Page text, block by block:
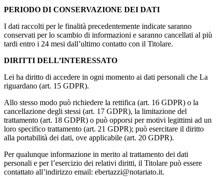
PERIODO DI CONSERVAZIONE DEI DATI
I dati raccolti per le finalità precedentemente indicate saranno
conservati per lo scambio di informazioni e saranno cancellati al più
tardi entro i 24 mesi dall’ultimo contatto con il Titolare.
DIRITTI DELL’INTERESSATO
Lei ha diritto di accedere in ogni momento ai dati personali che La
riguardano (art. 15 GDPR).
Allo stesso modo può richiedere la rettifica (art. 16 GDPR) o la
cancellazione degli stessi (art. 17 GDPR), la limitazione del
trattamento (art. 18 GDPR) o può opporsi per motivi legittimi ad un
loro specifico trattamento (art. 21 GDPR); può esercitare il diritto
alla portabilità dei dati, ove applicabile (art. 20 GDPR).
Per qualunque informazione in merito al trattamento dei dati
personali e per l’esercizio dei relativi diritti, il Titolare può essere
contattato all’indirizzo email: ebertazzi@notariato.it.